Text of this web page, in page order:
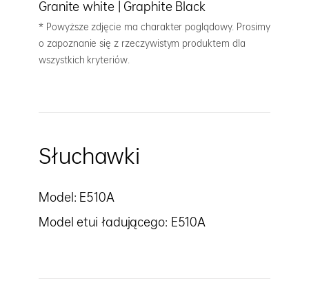
Granite white | Graphite Black
* Powyższe zdjęcie ma charakter poglądowy. Prosimy
o zapoznanie się z rzeczywistym produktem dla
wszystkich kryteriów.
Słuchawki
Model: E510A
Model etui ładującego: E510A